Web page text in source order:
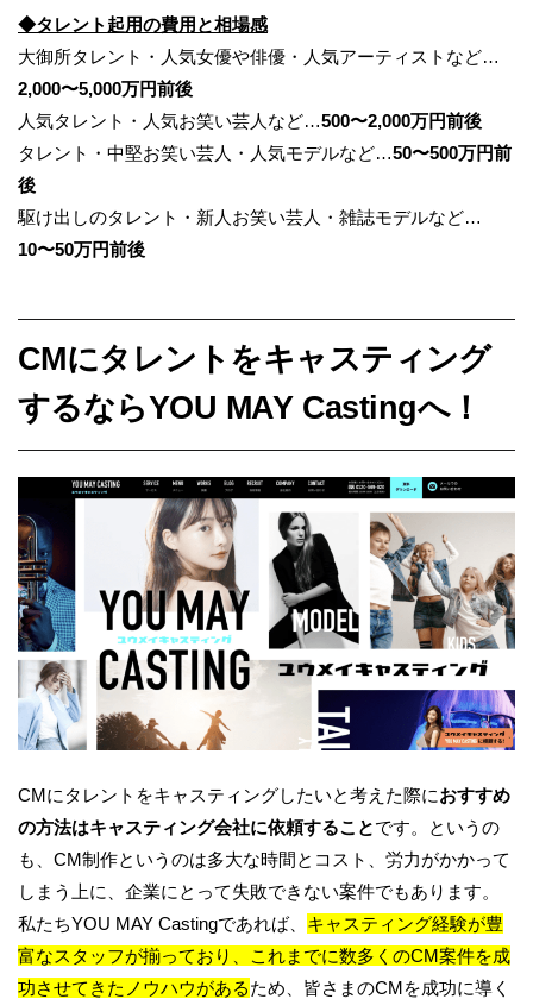
◆タレント起用の費用と相場感
大御所タレント・人気女優や俳優・人気アーティストなど…
2,000〜5,000万円前後
人気タレント・人気お笑い芸人など…500〜2,000万円前後
タレント・中堅お笑い芸人・人気モデルなど…50〜500万円前
後
駆け出しのタレント・新人お笑い芸人・雑誌モデルなど…
10〜50万円前後
CMにタレントをキャスティング
するならYOU MAY Castingへ！
CMにタレントをキャスティングしたいと考えた際におすすめ
の方法はキャスティング会社に依頼することです。というの
も、CM制作というのは多大な時間とコスト、労力がかかって
しまう上に、企業にとって失敗できない案件でもあります。
私たちYOU MAY Castingであれば、 キャスティング経験が豊
富なスタッフが揃っており、これまでに数多くのCM案件を成
功させてきたノウハウがあるため、皆さまのCMを成功に導く